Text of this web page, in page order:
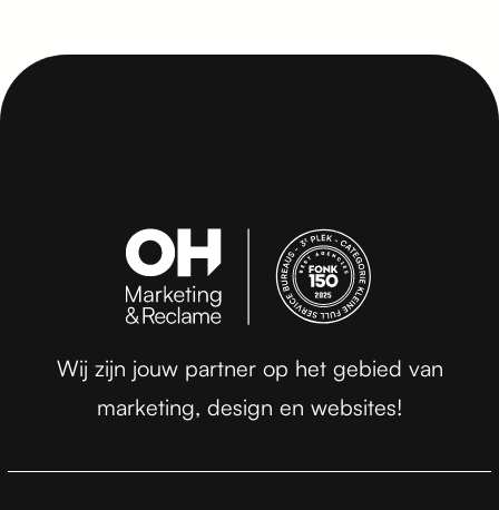
Wij zijn jouw partner op het gebied van
marketing, design en websites!